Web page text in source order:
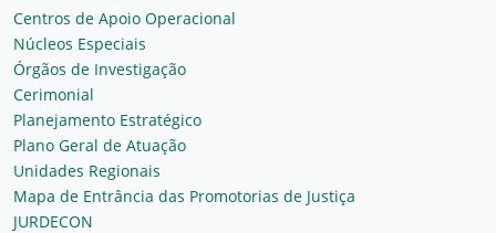
Centros de Apoio Operacional
Núcleos Especiais
Órgãos de Investigação
Cerimonial
Planejamento Estratégico
Plano Geral de Atuação
Unidades Regionais
Mapa de Entrância das Promotorias de Justiça
JURDECON